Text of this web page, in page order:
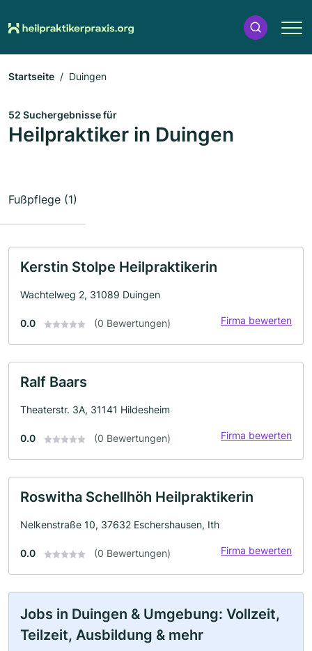
Startseite Duingen
52 Suchergebnisse für
Heilpraktiker in Duingen
Fußpflege (1)
Kerstin Stolpe Heilpraktikerin
Wachtelweg 2, 31089 Duingen
0.0 (0 Bewertungen) Firma bewerten
Ralf Baars
Theaterstr. 3A, 31141 Hildesheim
0.0 (0 Bewertungen) Firma bewerten
Roswitha Schellhöh Heilpraktikerin
Nelkenstraße 10, 37632 Eschershausen, Ith
0.0 (0 Bewertungen) Firma bewerten
Jobs in Duingen & Umgebung: Vollzeit,
Teilzeit, Ausbildung & mehr